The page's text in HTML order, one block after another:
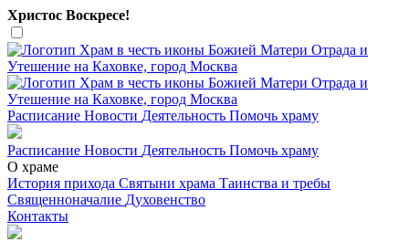
Христос Воскресе!
Расписание Новости Деятельность Помочь храму
Расписание Новости Деятельность Помочь храму
О храме
История прихода Святыни храма Таинства и требы
Священноначалие Духовенство
Контакты